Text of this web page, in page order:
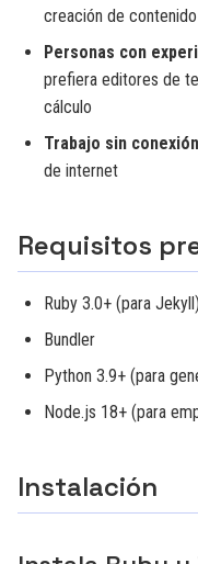
creación de contenido
Personas con
prefiera editores de
cálculo
Trabajo sin conexión
de internet
Requisitos
Ruby 3.0+ (para Jekyll)
Bundler
Python 3.9+ (para
Node.js 18+ (para
Instalación